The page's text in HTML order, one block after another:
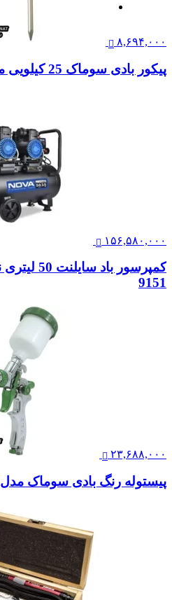
۸,۶۹۴,۰۰۰
پیکور بادی سوماک 25 کیلویی مدل ST-2603
۱۵۶,۵۸۰,۰۰۰
9151
۲۳,۶۸۸,۰۰۰
پیستوله رنگ بادی سوماک مدل SS-1205